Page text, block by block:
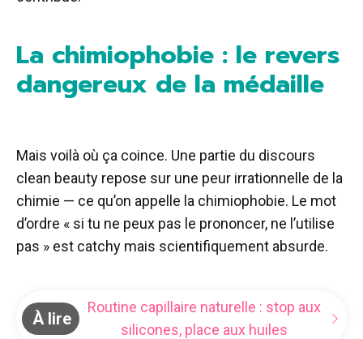
La chimiophobie : le revers
dangereux de la médaille
Mais voilà où ça coince. Une partie du discours
clean beauty repose sur une peur irrationnelle de la
chimie — ce qu’on appelle la chimiophobie. Le mot
d’ordre « si tu ne peux pas le prononcer, ne l’utilise
pas » est catchy mais scientifiquement absurde.
À lire
Routine capillaire naturelle : stop aux
silicones, place aux huiles